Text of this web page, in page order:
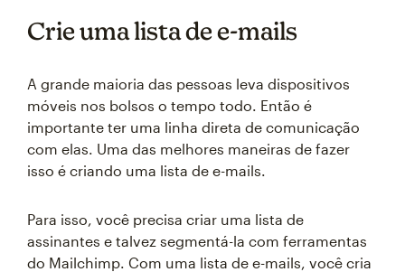
Crie uma lista de e-mails
A grande maioria das pessoas leva dispositivos
móveis nos bolsos o tempo todo. Então é
importante ter uma linha direta de comunicação
com elas. Uma das melhores maneiras de fazer
isso é criando uma lista de e-mails.
Para isso, você precisa criar uma lista de
assinantes e talvez segmentá-la com ferramentas
do Mailchimp. Com uma lista de e-mails, você cria